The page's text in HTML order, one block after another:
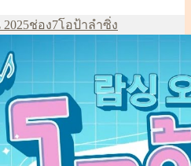
หมวด
ช่อง7ป้าย
โอป้าลำซิ่ง